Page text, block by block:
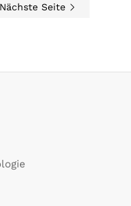
Nächste Seite